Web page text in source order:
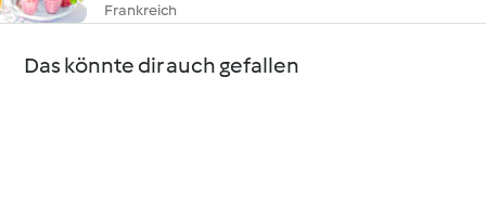
Frankreich
Das könnte dir auch gefallen